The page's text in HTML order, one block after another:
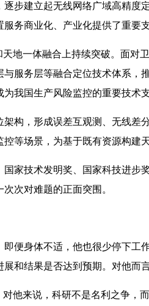
建立起无线网络广域高精度
务商业化、产业化提供了重要支
一体融合上持续突破。面对
服务层等融合定位技术体系，
我国生产风险监控的重要技术支
，形成误差互观测、无线差
等场景，为基于既有资源构建
技术发明奖、国家科技进步
次对难题的正面突围。
身体不适，他也很少停下工
和结果是否达到预期。对他而
来说，科研不是名利之争，